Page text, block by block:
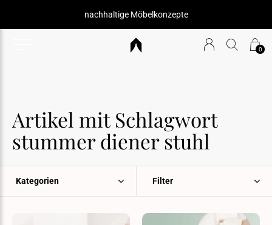
0
nachhaltige Möbelkonzepte
Artikel mit Schlagwort
stummer diener stuhl
Kategorien Filter